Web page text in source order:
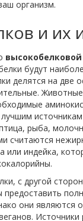
организм.
и их
будут
делятся на две
источникам
рыба,
считаются
или индейка,
с другой
предоставить
они являются